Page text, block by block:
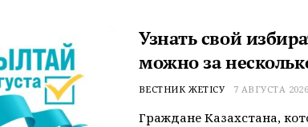
Узнать свой
можно за
ВЕСТНИК ЖЕТІСУ 7 АВГУСТА
Граждане Казахстана,